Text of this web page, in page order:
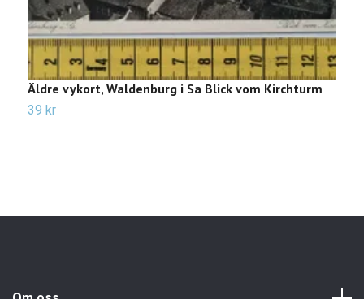
Äldre vykort, Waldenburg i Sa Blick vom Kirchturm
39 kr